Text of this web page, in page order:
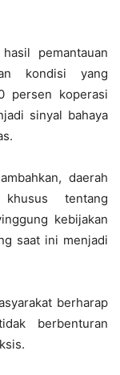
pemantauan
kondisi yang
persen koperasi
sinyal bahaya
daerah
tentang
kebijakan
saat ini menjadi
berharap
berbenturan